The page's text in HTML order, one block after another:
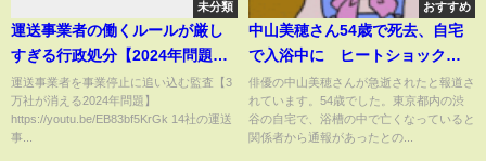
未分類
運送事業者の働くルールが厳し
すぎる行政処分【2024年問題の
搾取】
運送事業者を事業停止に追い込む監査【3
万社が消える2024年問題】
https://youtu.be/EB83bf5KrGk 14社の運送
事...
おすすめ
中山美穂さん54歳で死去、自宅
で入浴中に ヒートショックと
は？ 医師解説
俳優の中山美穂さんが急逝されたと報道さ
れています。54歳でした。東京都内の渋
谷の自宅で、浴槽の中で亡くなっていると
関係者から通報があったとの...